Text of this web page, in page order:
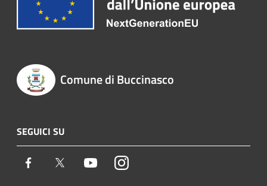
Comune di Buccinasco
SEGUICI SU
Facebook Twitter YoutubeInstagram